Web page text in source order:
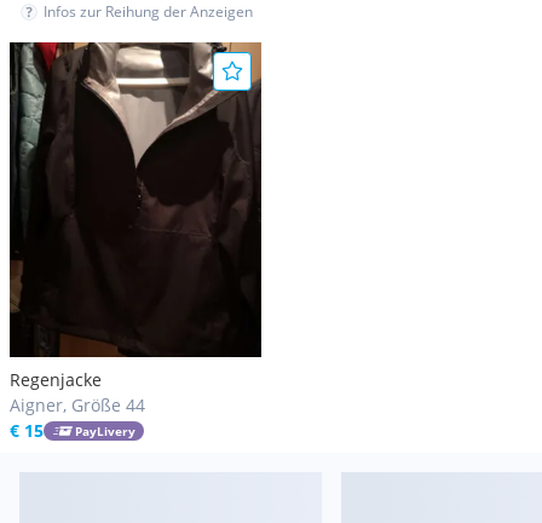
Infos zur Reihung der Anzeigen
Regenjacke
Aigner, Größe 44
€ 15
PayLivery